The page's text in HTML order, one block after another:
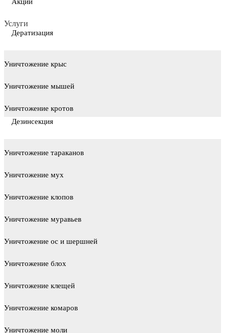
Услуги
Дератизация
Уничтожение крыс
Уничтожение мышей
Уничтожение кротов
Дезинсекция
Уничтожение тараканов
Уничтожение мух
Уничтожение клопов
Уничтожение муравьев
Уничтожение ос и шершней
Уничтожение блох
Уничтожение клещей
Уничтожение комаров
Уничтожение моли